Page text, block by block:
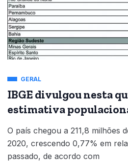
GERAL
IBGE divulgou nesta
estimativa
O país chegou a 211,8 milhões
2020, crescendo 0,77% em
passado, de acordo com